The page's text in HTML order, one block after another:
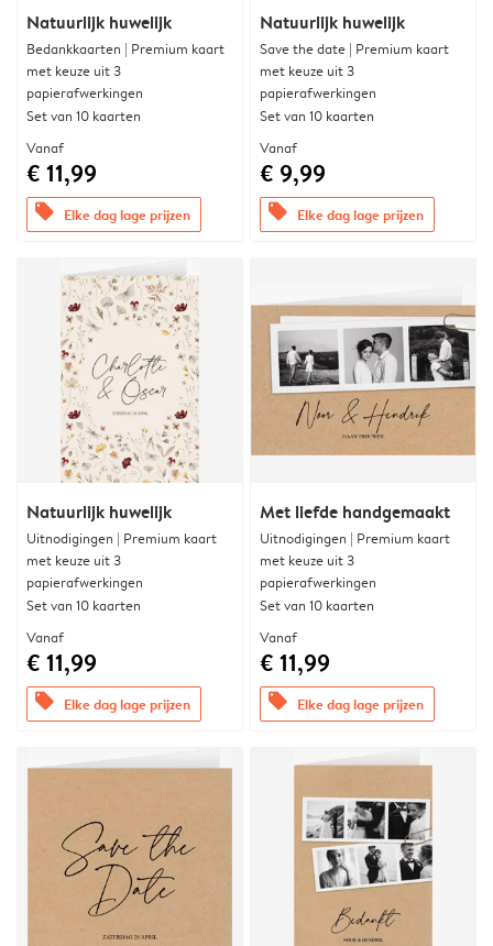
Natuurlijk huwelijk
Bedankkaarten | Premium kaart
met keuze uit 3
papierafwerkingen
Set van 10 kaarten
Vanaf
€ 11,99
offers Elke dag lage prijzen
Natuurlijk huwelijk
Save the date | Premium kaart
met keuze uit 3
papierafwerkingen
Set van 10 kaarten
Vanaf
€ 9,99
offers Elke dag lage prijzen
Natuurlijk huwelijk
Uitnodigingen | Premium kaart
met keuze uit 3
papierafwerkingen
Set van 10 kaarten
Vanaf
€ 11,99
offers Elke dag lage prijzen
Met liefde handgemaakt
Uitnodigingen | Premium kaart
met keuze uit 3
papierafwerkingen
Set van 10 kaarten
Vanaf
€ 11,99
offers Elke dag lage prijzen